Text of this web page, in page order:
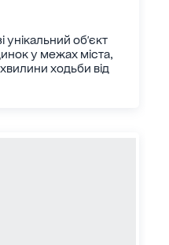
унікальний об'єкт
у межах міста,
ходьби від